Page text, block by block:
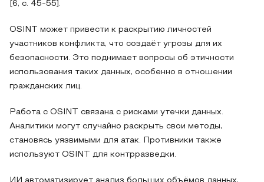
[6, с. 45-55].
OSINT может привести к раскрытию личностей
участников конфликта, что создаёт угрозы для их
безопасности. Это поднимает вопросы об этичности
использования таких данных, особенно в отношении
гражданских лиц.
Работа с OSINT связана с рисками утечки данных.
Аналитики могут случайно раскрыть свои методы,
становясь уязвимыми для атак. Противники также
используют OSINT для контрразведки.